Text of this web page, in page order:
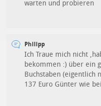
warten und probieren
Philipp
Ich Traue mich nicht
bekommen :) über ein
Buchstaben (eigentlich
137 Euro Günter wie